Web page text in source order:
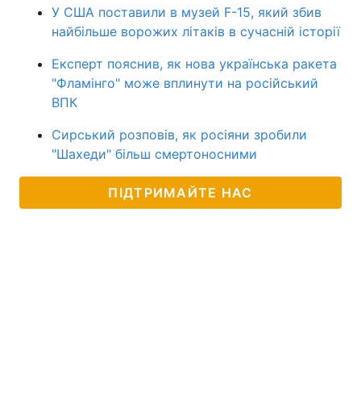
У США поставили в музей F-15, який збив
найбільше ворожих літаків в сучасній історії
Експерт пояснив, як нова українська ракета
"Фламінго" може вплинути на російський
ВПК
Сирський розповів, як росіяни зробили
"Шахеди" більш смертоносними
ПІДТРИМАЙТЕ НАС